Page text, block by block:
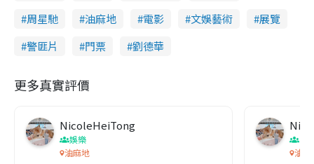
周星馳
油麻地 電影 文娛藝術
展覽
警匪片
門票 劉德華
更多真實評價
NicoleHeiTong
娛樂
油麻地
油麻